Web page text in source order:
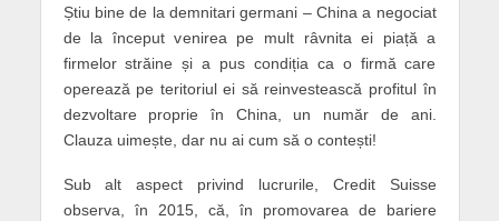
Știu bine de la demnitari germani – China a negociat
de la început venirea pe mult râvnita ei piață a
firmelor străine și a pus condiția ca o firmă care
operează pe teritoriul ei să reinvestească profitul în
dezvoltare proprie în China, un număr de ani.
Clauza uimește, dar nu ai cum să o contești!
Sub alt aspect privind lucrurile, Credit Suisse
observa, în 2015, că, în promovarea de bariere